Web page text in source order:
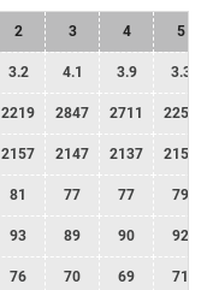
2 3 4 5
3.2 4.1 3.9 3.3
2219 2847 2711 2253
2157 2147 2137 2152
81 77 77 79
93 89 90 92
76 70 69 71